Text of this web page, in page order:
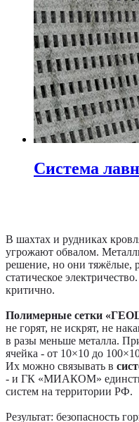
Система
В шахтах и рудниках
угрожают обвалом.
решение, но они тяжёлые,
статическое
критично.
Полимерные сетки
не горят, не искрят, не
в разы меньше металла.
ячейка - от 10×10 до
Их можно связывать в
- и ГК «МИАКОМ»
систем на территории РФ.
Результат: безопасность